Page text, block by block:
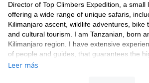
Director of Top Climbers Expedition, a small
offering a wide range of unique safaris,
Kilimanjaro ascent, wildlife adventures, bike
and cultural tourism. I am Tanzanian, born
Kilimanjaro region. I have extensive
of people and guides, that guarantees the
to our clients.
Leer más